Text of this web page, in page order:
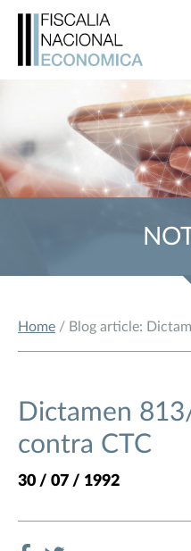
Home / Blog article:
Dictamen
contra CTC
30 / 07 / 1992